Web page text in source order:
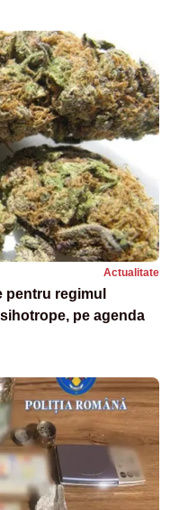
Actualitate
pentru regimul
pe agenda